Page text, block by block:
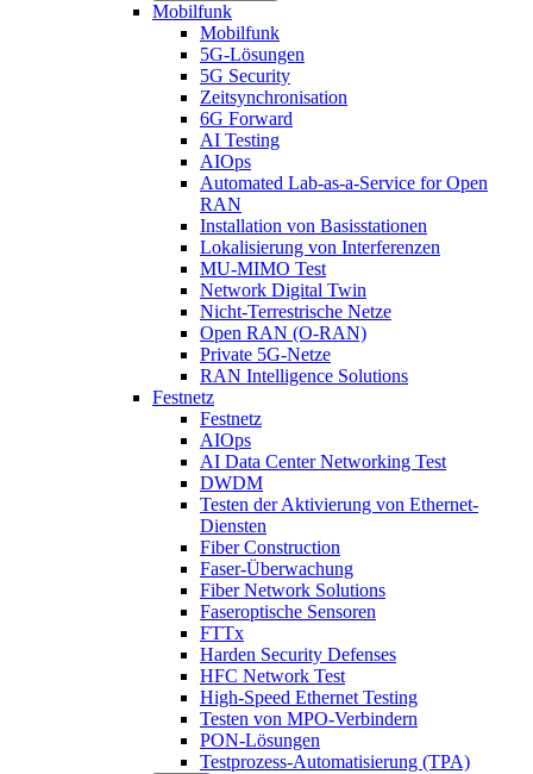
Mobilfunk
Mobilfunk
5G-Lösungen
5G Security
Zeitsynchronisation
6G Forward
AI Testing
AIOps
Automated Lab-as-a-Service for Open
RAN
Installation von Basisstationen
Lokalisierung von Interferenzen
MU-MIMO Test
Network Digital Twin
Nicht-Terrestrische Netze
Open RAN (O-RAN)
Private 5G-Netze
RAN Intelligence Solutions
Festnetz
Festnetz
AIOps
AI Data Center Networking Test
DWDM
Testen der Aktivierung von Ethernet-
Diensten
Fiber Construction
Faser-Überwachung
Fiber Network Solutions
Faseroptische Sensoren
FTTx
Harden Security Defenses
HFC Network Test
High-Speed Ethernet Testing
Testen von MPO-Verbindern
PON-Lösungen
Testprozess-Automatisierung (TPA)